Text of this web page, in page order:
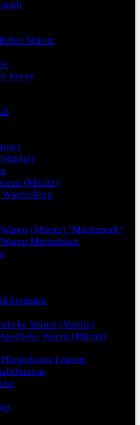
Müritz
Kreye
(Müritz)
(Müritz) "Müritzpark"
Müritzblick
Waren (Müritz)
Waren (Müritz)
Lansen